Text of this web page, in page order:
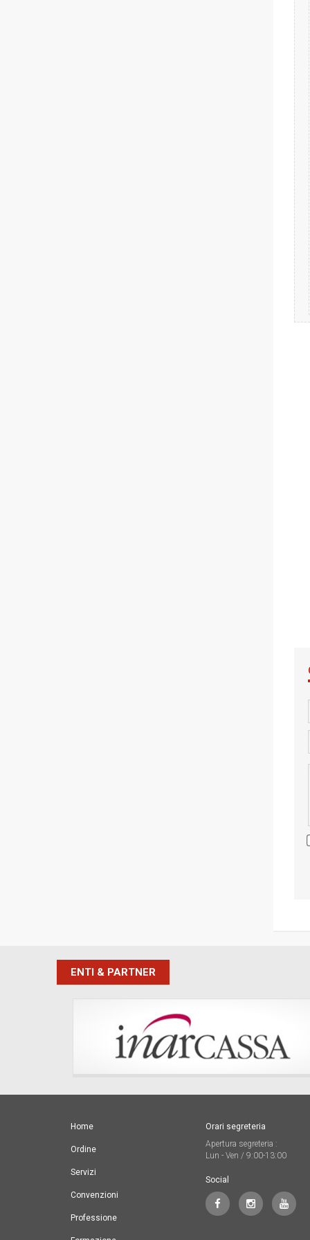
ENTI & PARTNER
Home
Ordine
Servizi
Convenzioni
Professione
Orari segreteria
Apertura segreteria :
Lun - Ven / 9:00-13:00
Social